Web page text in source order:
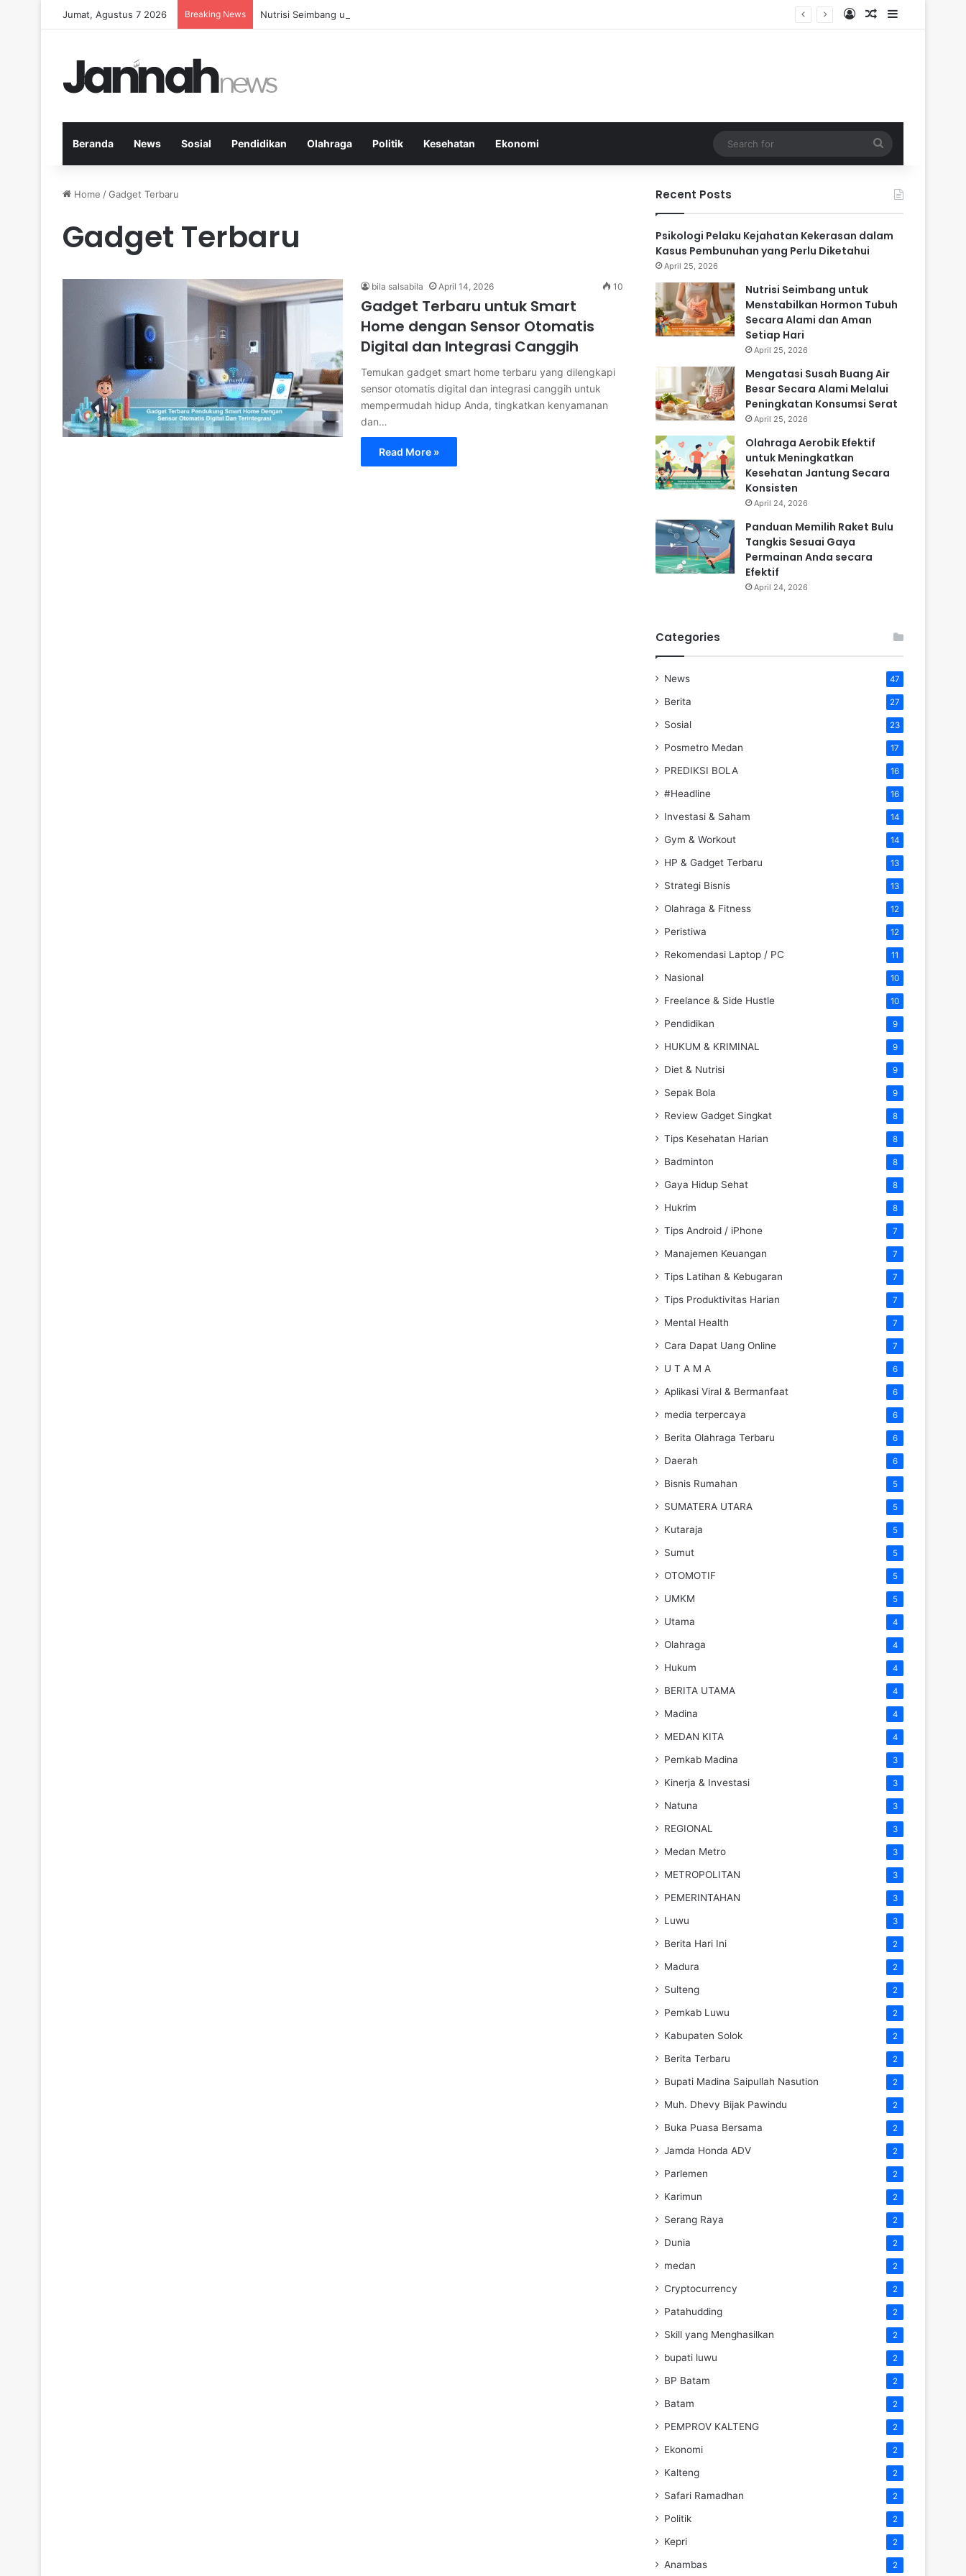
Jumat, Agustus 7 2026 Breaking News Nutrisi Seimbang untuk Menstabilkan Hormon Tubuh Secara Alami dan Aman Setiap Hari Log InRandom Article
Sidebar
Beranda News Sosial Pendidikan Olahraga Politik Kesehatan Ekonomi
for
Home /Gadget Terbaru
Gadget Terbaru
bila salsabila April 14, 2026 10
Gadget Terbaru untuk Smart
Home dengan Sensor Otomatis
Digital dan Integrasi Canggih
Temukan gadget smart home terbaru yang dilengkapi
sensor otomatis digital dan integrasi canggih untuk
mempermudah hidup Anda, tingkatkan kenyamanan
dan…
Read More »
Recent Posts
Psikologi Pelaku Kejahatan Kekerasan dalam
Kasus Pembunuhan yang Perlu Diketahui
April 25, 2026
Nutrisi Seimbang untuk
Menstabilkan Hormon Tubuh
Secara Alami dan Aman
Setiap Hari
April 25, 2026
Mengatasi Susah Buang Air
Besar Secara Alami Melalui
Peningkatan Konsumsi Serat
April 25, 2026
Olahraga Aerobik Efektif
untuk Meningkatkan
Kesehatan Jantung Secara
Konsisten
April 24, 2026
Panduan Memilih Raket Bulu
Tangkis Sesuai Gaya
Permainan Anda secara
Efektif
April 24, 2026
Categories
News 47
Berita 27
Sosial 23
Posmetro Medan 17
PREDIKSI BOLA 16
#Headline 16
Investasi & Saham 14
Gym & Workout 14
HP & Gadget Terbaru 13
Strategi Bisnis 13
Olahraga & Fitness 12
Peristiwa 12
Rekomendasi Laptop / PC 11
Nasional 10
Freelance & Side Hustle 10
Pendidikan 9
HUKUM & KRIMINAL 9
Diet & Nutrisi 9
Sepak Bola 9
Review Gadget Singkat 8
Tips Kesehatan Harian 8
Badminton 8
Gaya Hidup Sehat 8
Hukrim 8
Tips Android / iPhone 7
Manajemen Keuangan 7
Tips Latihan & Kebugaran 7
Tips Produktivitas Harian 7
Mental Health 7
Cara Dapat Uang Online 7
U T A M A 6
Aplikasi Viral & Bermanfaat 6
media terpercaya 6
Berita Olahraga Terbaru 6
Daerah 6
Bisnis Rumahan 5
SUMATERA UTARA 5
Kutaraja 5
Sumut 5
OTOMOTIF 5
UMKM 5
Utama 4
Olahraga 4
Hukum 4
BERITA UTAMA 4
Madina 4
MEDAN KITA 4
Pemkab Madina 3
Kinerja & Investasi 3
Natuna 3
REGIONAL 3
Medan Metro 3
METROPOLITAN 3
PEMERINTAHAN 3
Luwu 3
Berita Hari Ini 2
Madura 2
Sulteng 2
Pemkab Luwu 2
Kabupaten Solok 2
Berita Terbaru 2
Bupati Madina Saipullah Nasution 2
Muh. Dhevy Bijak Pawindu 2
Buka Puasa Bersama 2
Jamda Honda ADV 2
Parlemen 2
Karimun 2
Serang Raya 2
Dunia 2
medan 2
Cryptocurrency 2
Patahudding 2
Skill yang Menghasilkan 2
bupati luwu 2
BP Batam 2
Batam 2
PEMPROV KALTENG 2
Ekonomi 2
Kalteng 2
Safari Ramadhan 2
Politik 2
Kepri 2
Anambas 2